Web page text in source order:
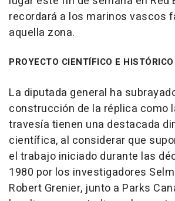
recordará a los marinos vascos
aquella zona.
PROYECTO CIENTÍFICO E HISTÓRICO
La diputada general ha
construcción de la réplica como
travesía tienen una destacada
científica, al considerar que
el trabajo iniciado durante las
1980 por los investigadores
Robert Grenier, junto a Parks